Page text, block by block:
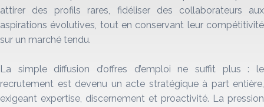
attirer des profils rares, fidéliser des collaborateurs aux
aspirations évolutives, tout en conservant leur compétitivité
sur un marché tendu.
La simple diffusion d’offres d’emploi ne suffit plus : le
recrutement est devenu un acte stratégique à part entière,
exigeant expertise, discernement et proactivité. La pression